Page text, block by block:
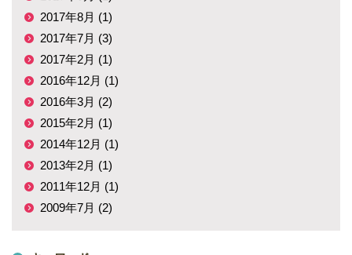
2017年8月 (1)
2017年7月 (3)
2017年2月 (1)
2016年12月 (1)
2016年3月 (2)
2015年2月 (1)
2014年12月 (1)
2013年2月 (1)
2011年12月 (1)
2009年7月 (2)